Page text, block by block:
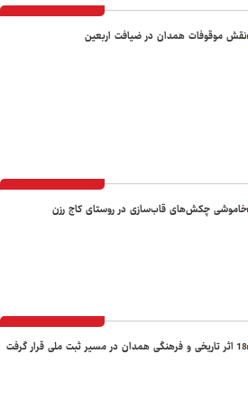
نقش موقوفات همدان در ضیافت اربعین
خاموشی چکش‌های قاب‌سازی در روستای کاج رزن
18 اثر تاریخی و فرهنگی همدان در مسیر ثبت ملی قرار گرفت